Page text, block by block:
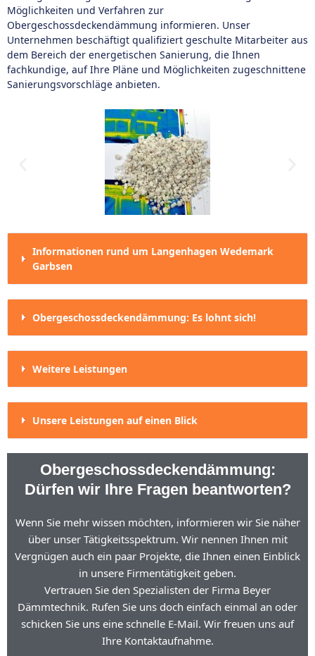
Möglichkeiten und Verfahren zur
Obergeschossdeckendämmung informieren. Unser
Unternehmen beschäftigt qualifiziert geschulte Mitarbeiter aus
dem Bereich der energetischen Sanierung, die Ihnen
fachkundige, auf Ihre Pläne und Möglichkeiten zugeschnittene
Sanierungsvorschläge anbieten.
Informationen rund um Langenhagen Wedemark
Garbsen
Obergeschossdeckendämmung: Es lohnt sich!
Weitere Leistungen
Unsere Leistungen auf einen Blick
Obergeschossdeckendämmung:
Dürfen wir Ihre Fragen beantworten?
Wenn Sie mehr wissen möchten, informieren wir Sie näher
über unser Tätigkeitsspektrum. Wir nennen Ihnen mit
Vergnügen auch ein paar Projekte, die Ihnen einen Einblick
in unsere Firmentätigkeit geben.
Vertrauen Sie den Spezialisten der Firma Beyer
Dämmtechnik. Rufen Sie uns doch einfach einmal an oder
schicken Sie uns eine schnelle E-Mail. Wir freuen uns auf
Ihre Kontaktaufnahme.